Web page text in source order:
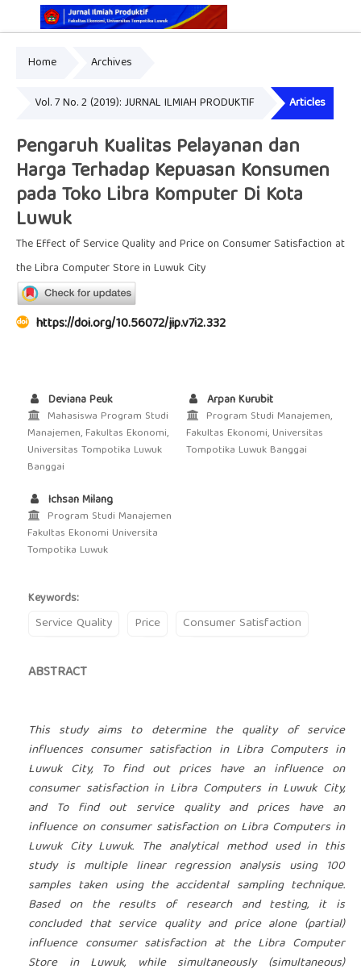
Print ISSN: 2337-7585
Home Archives
Vol. 7 No. 2 (2019): JURNAL ILMIAH PRODUKTIF Articles
Pengaruh Kualitas Pelayanan dan
Harga Terhadap Kepuasan Konsumen
pada Toko Libra Komputer Di Kota
Luwuk
The Effect of Service Quality and Price on Consumer Satisfaction at
the Libra Computer Store in Luwuk City
https://doi.org/10.56072/jip.v7i2.332
Deviana Peuk
Mahasiswa Program Studi
Manajemen, Fakultas Ekonomi,
Universitas Tompotika Luwuk
Banggai
Arpan Kurubit
Program Studi Manajemen,
Fakultas Ekonomi, Universitas
Tompotika Luwuk Banggai
Ichsan Milang
Program Studi Manajemen
Fakultas Ekonomi Universita
Tompotika Luwuk
Keywords:
Service Quality Price Consumer Satisfaction
ABSTRACT
This study aims to determine the quality of service
influences consumer satisfaction in Libra Computers in
Luwuk City, To find out prices have an influence on
consumer satisfaction in Libra Computers in Luwuk City,
and To find out service quality and prices have an
influence on consumer satisfaction on Libra Computers in
Luwuk City Luwuk. The analytical method used in this
study is multiple linear regression analysis using 100
samples taken using the accidental sampling technique.
Based on the results of research and testing, it is
concluded that service quality and price alone (partial)
influence consumer satisfaction at the Libra Computer
Store in Luwuk, while simultaneously (simultaneous)